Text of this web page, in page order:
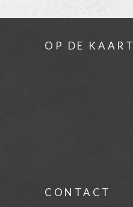
OP DE KAART
CONTACT